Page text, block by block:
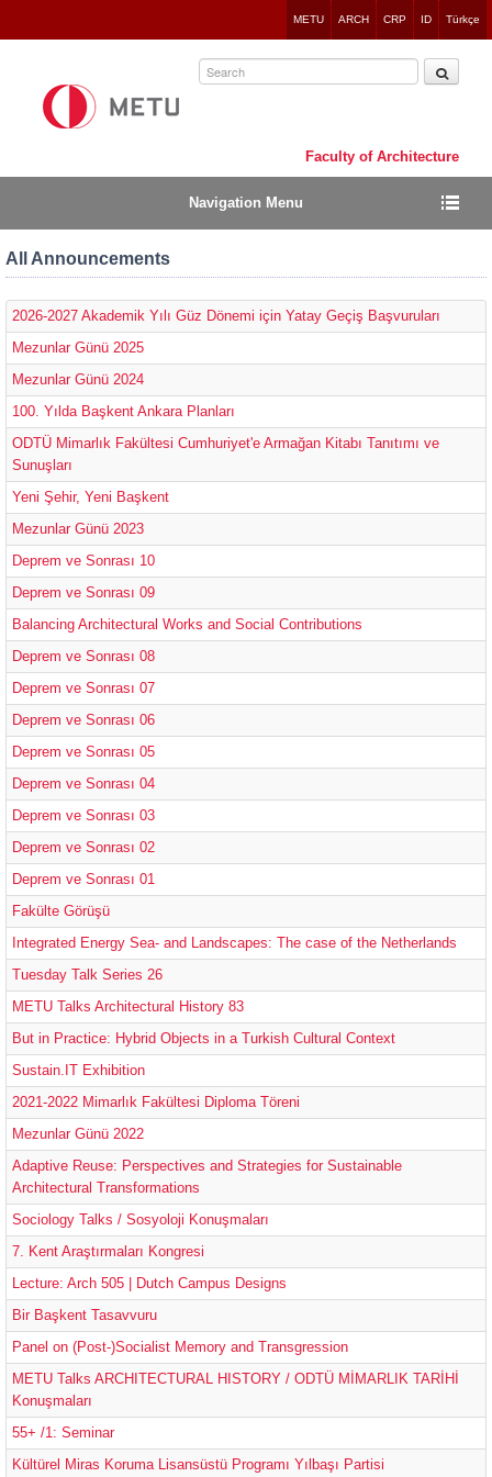
to
METU ARCH CRP ID Türkçe
Faculty of Architecture
Navigation Menu
All Announcements
2026-2027 Akademik Yılı Güz Dönemi için Yatay Geçiş Başvuruları
Mezunlar Günü 2025
Mezunlar Günü 2024
100. Yılda Başkent Ankara Planları
ODTÜ Mimarlık Fakültesi Cumhuriyet'e Armağan Kitabı Tanıtımı ve
Sunuşları
Yeni Şehir, Yeni Başkent
Mezunlar Günü 2023
Deprem ve Sonrası 10
Deprem ve Sonrası 09
Balancing Architectural Works and Social Contributions
Deprem ve Sonrası 08
Deprem ve Sonrası 07
Deprem ve Sonrası 06
Deprem ve Sonrası 05
Deprem ve Sonrası 04
Deprem ve Sonrası 03
Deprem ve Sonrası 02
Deprem ve Sonrası 01
Fakülte Görüşü
Integrated Energy Sea- and Landscapes: The case of the Netherlands
Tuesday Talk Series 26
METU Talks Architectural History 83
But in Practice: Hybrid Objects in a Turkish Cultural Context
Sustain.IT Exhibition
2021-2022 Mimarlık Fakültesi Diploma Töreni
Mezunlar Günü 2022
Adaptive Reuse: Perspectives and Strategies for Sustainable
Architectural Transformations
Sociology Talks / Sosyoloji Konuşmaları
7. Kent Araştırmaları Kongresi
Lecture: Arch 505 | Dutch Campus Designs
Bir Başkent Tasavvuru
Panel on (Post-)Socialist Memory and Transgression
METU Talks ARCHITECTURAL HISTORY / ODTÜ MİMARLIK TARİHİ
Konuşmaları
55+ /1: Seminar
Kültürel Miras Koruma Lisansüstü Programı Yılbaşı Partisi